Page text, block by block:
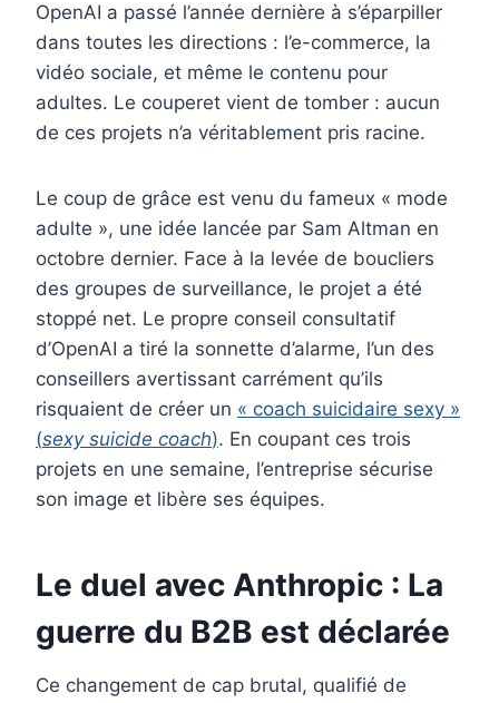
OpenAI a passé l’année dernière à s’éparpiller
dans toutes les directions : l’e-commerce, la
vidéo sociale, et même le contenu pour
adultes. Le couperet vient de tomber : aucun
de ces projets n’a véritablement pris racine.
Le coup de grâce est venu du fameux « mode
adulte », une idée lancée par Sam Altman en
octobre dernier. Face à la levée de boucliers
des groupes de surveillance, le projet a été
stoppé net. Le propre conseil consultatif
d’OpenAI a tiré la sonnette d’alarme, l’un des
conseillers avertissant carrément qu’ils
risquaient de créer un « coach suicidaire sexy »
(sexy suicide coach). En coupant ces trois
projets en une semaine, l’entreprise sécurise
son image et libère ses équipes.
Le duel avec Anthropic : La
guerre du B2B est déclarée
Ce changement de cap brutal, qualifié de